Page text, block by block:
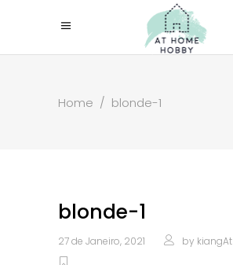
Home / blonde-1
blonde-1
27 de Janeiro, 2021 by kiangAt